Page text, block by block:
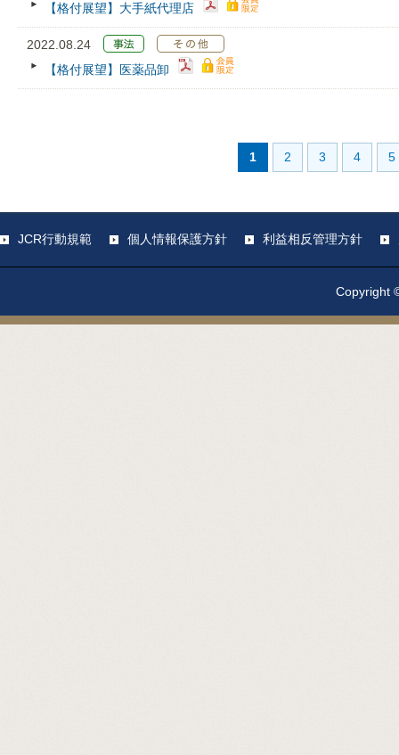
【格付展望】大手紙代理店
2022.08.24
【格付展望】医薬品卸
1 2 3 4 5
JCR行動規範 個人情報保護方針 利益相反管理方針
Copyright